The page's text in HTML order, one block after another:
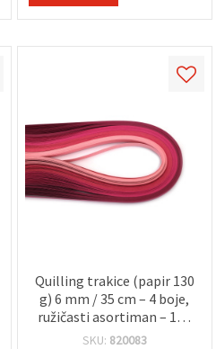
Quilling trakice (papir 130
g) 6 mm / 35 cm – 4 boje,
ružičasti asortiman – 100
kom.
SKU: 820083